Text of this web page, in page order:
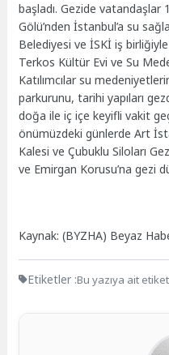
başladı. Gezide vatandaşlar
Gölü’nden İstanbul’a su
Belediyesi ve İSKİ iş
Terkos Kültür Evi ve Su
Katılımcılar su
parkurunu, tarihi yapıları
doğa ile iç içe keyifli vakit
önümüzdeki günlerde Art
Kalesi ve Çubuklu Siloları
ve Emirgan Korusu’na gezi
Kaynak: (BYZHA) Beyaz
Etiketler :Bu yazıya ait